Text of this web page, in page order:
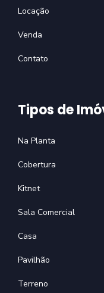
Locação
Venda
Contato
Tipos de
Na Planta
Cobertura
Kitnet
Sala Comercial
Casa
Pavilhão
Terreno